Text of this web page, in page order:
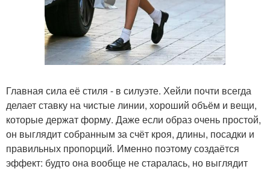
Главная сила её стиля - в силуэте. Хейли почти всегда
делает ставку на чистые линии, хороший объём и вещи,
которые держат форму. Даже если образ очень простой,
он выглядит собранным за счёт кроя, длины, посадки и
правильных пропорций. Именно поэтому создаётся
эффект: будто она вообще не старалась, но выглядит